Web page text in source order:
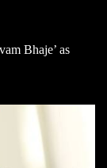
Bhaje’ as